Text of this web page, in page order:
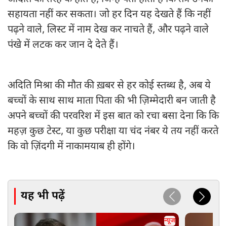
सहायता नहीं कर सकता। जो हर दिन यह देखते हैं कि नहीं
पढ़ने वाले, लिस्ट में नाम देख कर नाचते हैं, और पढ़ने वाले
पंखे में लटक कर जान दे देते हैं।
अदिति मिश्रा की मौत की ख़बर से हर कोई स्तब्ध है, अब ये
बच्चों के साथ साथ माता पिता की भी ज़िम्मेदारी बन जाती है
अपने बच्चों की परवरिश में इस बात को रचा बसा देना कि कि
महज़ कुछ टेस्ट, या कुछ परीक्षा या चंद नंबर ये तय नहीं करते
कि वो ज़िंदगी में नाकामयाब ही होंगे।
यह भी पढ़ें
न्यूज